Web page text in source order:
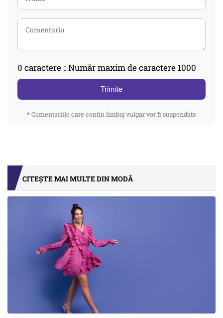
0 caractere :: Număr maxim de caractere 1000
Trimite
* Comentariile care contin limbaj vulgar vor fi suspendate
CITEȘTE MAI MULTE DIN MODĂ